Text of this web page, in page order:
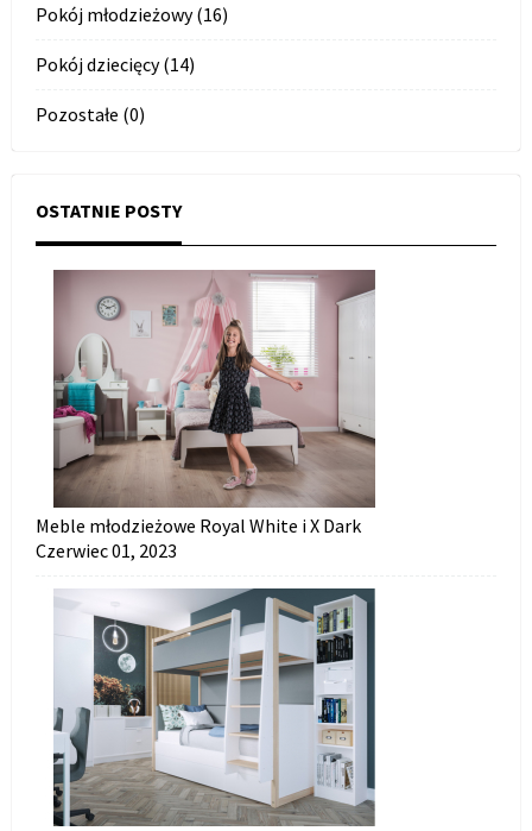
Pokój młodzieżowy (16)
Pokój dziecięcy (14)
Pozostałe (0)
OSTATNIE POSTY
Meble młodzieżowe Royal White i X Dark
Czerwiec 01, 2023